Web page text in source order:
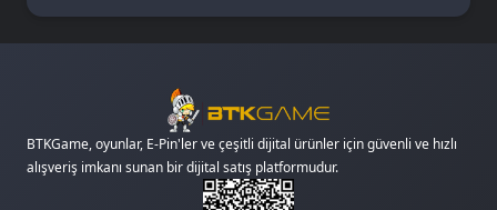
BTKGame, oyunlar, E-Pin'ler ve çeşitli dijital ürünler için güvenli ve hızlı
alışveriş imkanı sunan bir dijital satış platformudur.